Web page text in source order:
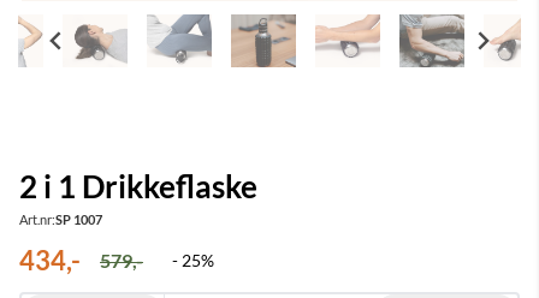
2 i 1 Drikkeflaske
Art.nr:SP 1007
434,- 579,- - 25%